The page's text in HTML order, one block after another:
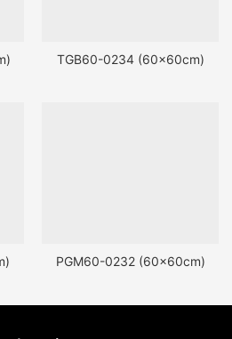
TGB60-0234 (60x60cm)
PGM60-0232 (60x60cm)